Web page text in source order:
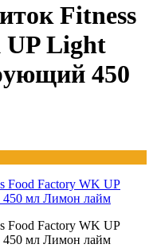
Fitness
UP Light
450